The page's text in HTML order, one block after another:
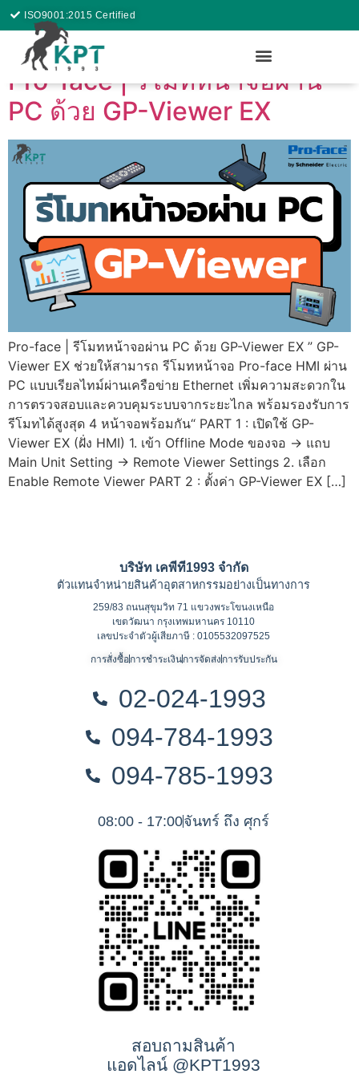
ISO9001:2015 Certified
Pro-face | รีโมทหน้าจอผ่าน
PC ด้วย GP-Viewer EX
Pro-face | รีโมทหน้าจอผ่าน PC ด้วย GP-Viewer EX ” GP-
Viewer EX ช่วยให้สามารถ รีโมทหน้าจอ Pro-face HMI ผ่าน
PC แบบเรียลไทม์ผ่านเครือข่าย Ethernet เพิ่มความสะดวกใน
การตรวจสอบและควบคุมระบบจากระยะไกล พร้อมรองรับการ
รีโมทได้สูงสุด 4 หน้าจอพร้อมกัน“ PART 1 : เปิดใช้ GP-
Viewer EX (ฝั่ง HMI) 1. เข้า Offline Mode ของจอ -> แถบ
Main Unit Setting -> Remote Viewer Settings 2. เลือก
Enable Remote Viewer PART 2 : ตั้งค่า GP-Viewer EX […]
บริษัท เคพีที1993 จำกัด
ตัวแทนจำหน่ายสินค้าอุตสาหกรรมอย่างเป็นทางการ
259/83 ถนนสุขุมวิท 71 แขวงพระโขนงเหนือ
เขตวัฒนา กรุงเทพมหานคร 10110
เลขประจำตัวผู้เสียภาษี : 0105532097525
การสั่งซื้อการชำระเงินการจัดส่ง การรับประกัน
02-024-1993
094-784-1993
094-785-1993
08:00 - 17:00จันทร์ ถึง ศุกร์
สอบถามสินค้า
แอดไลน์ @KPT1993